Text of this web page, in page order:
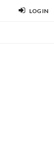
LOG IN